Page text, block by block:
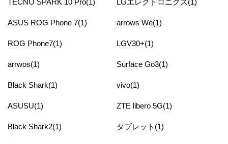
TECNO SPARK 10 Pro(1) LGエレクトロニクス(1)
ASUS ROG Phone 7(1) arrows We(1)
ROG Phone7(1) LGV30+(1)
arrwos(1) Surface Go3(1)
Black Shark(1) vivo(1)
ASUSU(1) ZTE libero 5G(1)
Black Shark2(1) タブレット(1)